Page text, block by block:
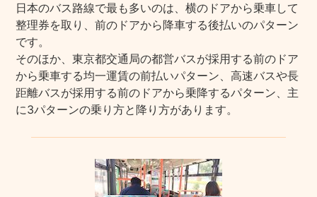
日本のバス路線で最も多いのは、横のドアから乗車して
整理券を取り、前のドアから降車する後払いのパターン
です。
そのほか、東京都交通局の都営バスが採用する前のドア
から乗車する均一運賃の前払いパターン、高速バスや長
距離バスが採用する前のドアから乗降するパターン、主
に3パターンの乗り方と降り方があります。